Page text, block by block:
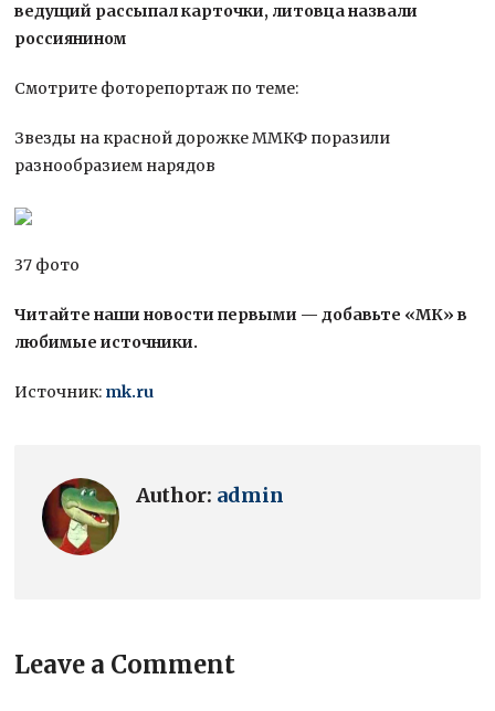
ведущий рассыпал карточки, литовца назвали
россиянином
Смотрите фоторепортаж по теме:
Звезды на красной дорожке ММКФ поразили
разнообразием нарядов
37 фото
Читайте наши новости первыми — добавьте «МК» в
любимые источники.
Источник: mk.ru
Author: admin
Leave a Comment